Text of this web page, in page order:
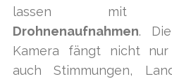
lassen
Drohnenaufnahmen.
Kamera fängt nicht nur
auch Stimmungen,